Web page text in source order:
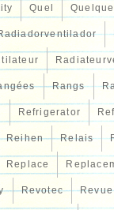
Quel
Rangs
Refrigerator
Reihen Relais
Replace
Revotec Revue